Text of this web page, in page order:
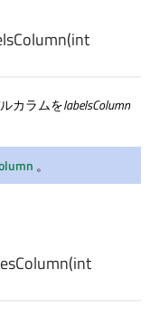
(int
カラムをlabelsColumn
。
(int